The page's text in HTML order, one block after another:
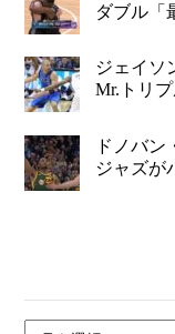
ダブル「
ジェイソ
Mr.トリ
ドノバン
ジャズが